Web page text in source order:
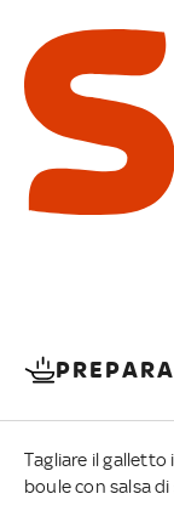
Tagliare il galletto
boule con salsa